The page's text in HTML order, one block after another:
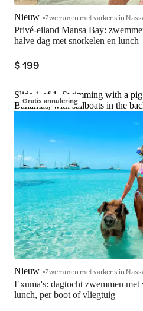
Privé-eiland Mansa Bay:
halve dag met snorkelen en lunch
Nieuw Zwemmen met varkens in
$ 199
Gratis annulering
Slide 1 of 1, Swimming with a
Bahamas, with sailboats in the
Exuma's: dagtocht zwemmen met
lunch, per boot of vliegtuig
Nieuw Zwemmen met varkens in